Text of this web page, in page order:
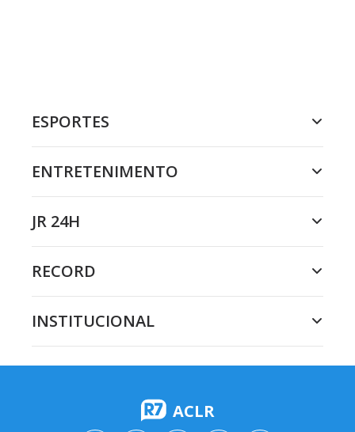
ESPORTES
ENTRETENIMENTO
JR 24H
RECORD
INSTITUCIONAL
ACLR